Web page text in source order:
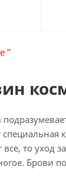
''
то
Брови